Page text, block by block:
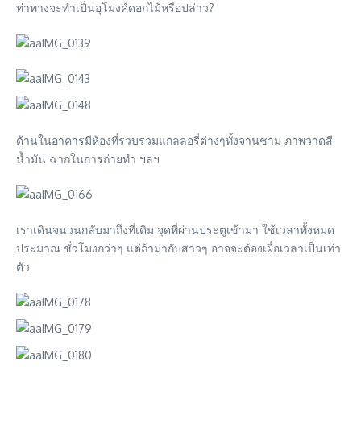
ท่าทางจะทำเป็นอุโมงค์ดอกไม้หรือปล่าว?
ด้านในอาคารมีห้องที่รวบรวมแกลลอรี่ต่างๆทั้งจานชาม ภาพวาดสี
น้ำมัน ฉากในการถ่ายทำ ฯลฯ
เราเดินจนวนกลับมาถึงที่เดิม จุดที่ผ่านประตูเข้ามา ใช้เวลาทั้งหมด
ประมาณ ชั่วโมงกว่าๆ แต่ถ้ามากับสาวๆ อาจจะต้องเผื่อเวลาเป็นเท่า
ตัว